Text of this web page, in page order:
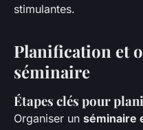
stimulantes.
Planification et
séminaire
Étapes clés pour
Organiser un séminaire